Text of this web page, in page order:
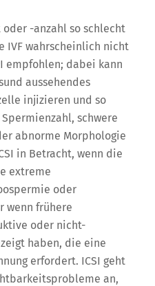
-anzahl so schlecht
IVF wahrscheinlich nicht
empfohlen; dabei kann
aussehendes
injizieren und so
schwere
abnorme Morphologie
in Betracht, wenn die
extreme
oder
wenn frühere
oder nicht-
haben, die eine
erfordert. ICSI geht
an,